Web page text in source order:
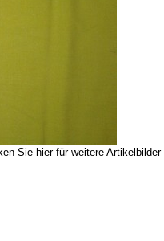
Sie hier für weitere Artikelbilder